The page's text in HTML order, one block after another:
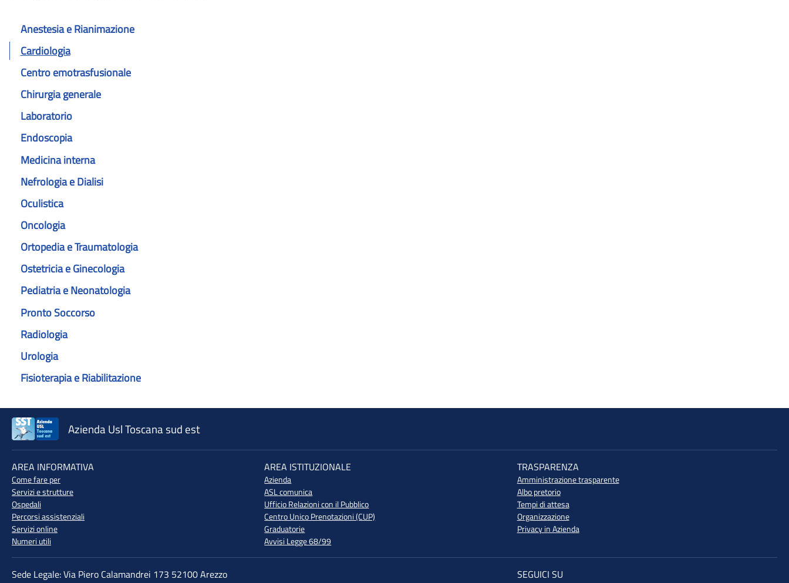
Anestesia e Rianimazione
Cardiologia
Centro emotrasfusionale
Chirurgia generale
Laboratorio
Endoscopia
Medicina interna
Nefrologia e Dialisi
Oculistica
Oncologia
Ortopedia e Traumatologia
Ostetricia e Ginecologia
Pediatria e Neonatologia
Pronto Soccorso
Radiologia
Urologia
Fisioterapia e Riabilitazione
Azienda Usl Toscana sud est
AREA INFORMATIVA
Come fare per
Servizi e strutture
Ospedali
Percorsi assistenziali
Servizi online
Numeri utili
AREA ISTITUZIONALE
Azienda
ASL comunica
Ufficio Relazioni con il Pubblico
Centro Unico Prenotazioni (CUP)
Graduatorie
Avvisi Legge 68/99
TRASPARENZA
Amministrazione trasparente
Albo pretorio
Tempi di attesa
Organizzazione
Privacy in Azienda
Sede Legale: Via Piero Calamandrei 173 52100 Arezzo
SEGUICI SU